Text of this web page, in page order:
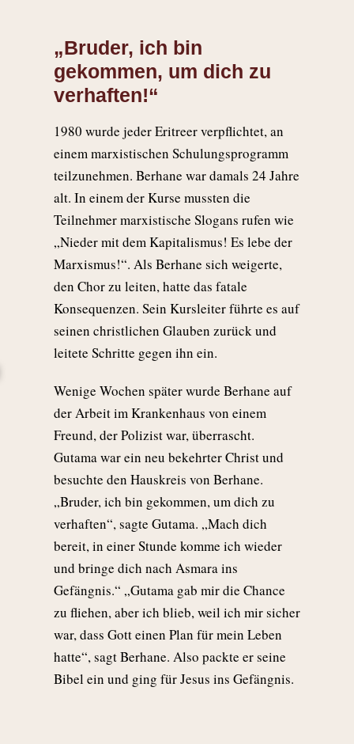
„Bruder, ich bin
gekommen, um dich zu
verhaften!“
1980 wurde jeder Eritreer verpflichtet, an
einem marxistischen Schulungsprogramm
teilzunehmen. Berhane war damals 24 Jahre
alt. In einem der Kurse mussten die
Teilnehmer marxistische Slogans rufen wie
„Nieder mit dem Kapitalismus! Es lebe der
Marxismus!“. Als Berhane sich weigerte,
den Chor zu leiten, hatte das fatale
Konsequenzen. Sein Kursleiter führte es auf
seinen christlichen Glauben zurück und
leitete Schritte gegen ihn ein.
Wenige Wochen später wurde Berhane auf
der Arbeit im Krankenhaus von einem
Freund, der Polizist war, überrascht.
Gutama war ein neu bekehrter Christ und
besuchte den Hauskreis von Berhane.
„Bruder, ich bin gekommen, um dich zu
verhaften“, sagte Gutama. „Mach dich
bereit, in einer Stunde komme ich wieder
und bringe dich nach Asmara ins
Gefängnis.“ „Gutama gab mir die Chance
zu fliehen, aber ich blieb, weil ich mir sicher
war, dass Gott einen Plan für mein Leben
hatte“, sagt Berhane. Also packte er seine
Bibel ein und ging für Jesus ins Gefängnis.